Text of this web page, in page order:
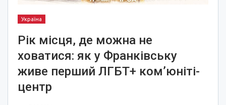
Україна
Рік місця, де можна не
ховатися: як у Франківську
живе перший ЛГБТ+ ком’юніті-
центр